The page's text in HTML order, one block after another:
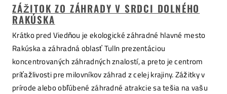
ZÁŽITOK ZO ZÁHRADY V SRDCI DOLNÉHO
RAKÚSKA
Krátko pred Viedňou je ekologické záhradné hlavné mesto
Rakúska a záhradná oblasť Tulln prezentáciou
koncentrovaných záhradných znalostí, a preto je centrom
príťažlivosti pre milovníkov záhrad z celej krajiny. Zážitky v
prírode alebo obľúbené záhradné atrakcie sa tešia na vašu